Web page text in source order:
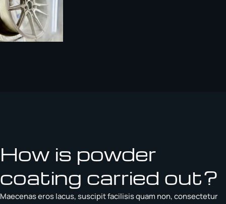
How is powder
coating carried out?
Maecenas eros lacus, suscipit facilisis quam non, consectetur